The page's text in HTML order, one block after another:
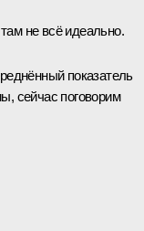
не всё идеально.
показатель
сейчас поговорим